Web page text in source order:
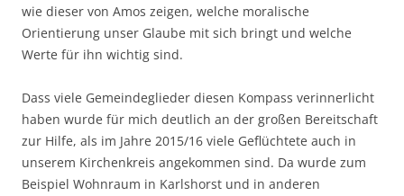
wie dieser von Amos zeigen, welche moralische
Orientierung unser Glaube mit sich bringt und welche
Werte für ihn wichtig sind.
Dass viele Gemeindeglieder diesen Kompass verinnerlicht
haben wurde für mich deutlich an der großen Bereitschaft
zur Hilfe, als im Jahre 2015/16 viele Geflüchtete auch in
unserem Kirchenkreis angekommen sind. Da wurde zum
Beispiel Wohnraum in Karlshorst und in anderen